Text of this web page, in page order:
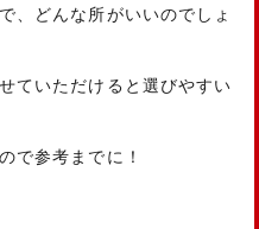
、どんな所がいいのでしょ
ていただけると選びやすい
で参考までに！